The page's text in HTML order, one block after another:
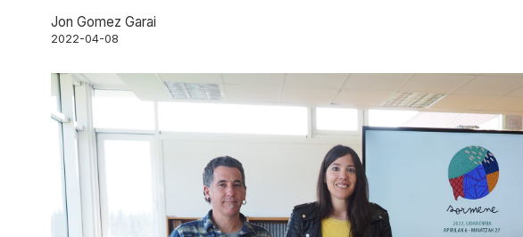
Jon Gomez Garai
2022-04-08